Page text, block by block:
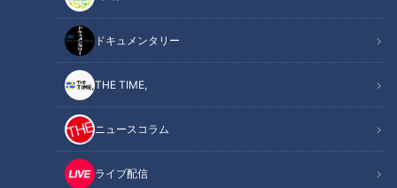
ドキュメンタリー
THE TIME,
ニュースコラム
ライブ配信
記事に戻る
この記事を見たあなたへのおすすめ